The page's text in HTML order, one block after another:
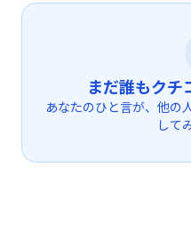
まだ誰もクチ
あなたのひと言が、他の
して